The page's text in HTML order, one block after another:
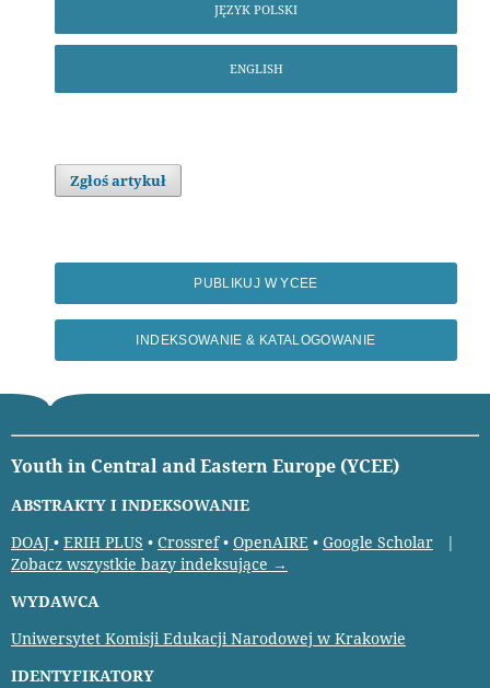
JĘZYK POLSKI
ENGLISH
Zgłoś artykuł
PUBLIKUJ W YCEE
INDEKSOWANIE & KATALOGOWANIE
Youth in Central and Eastern Europe (YCEE)
ABSTRAKTY I INDEKSOWANIE
DOAJ • ERIH PLUS • Crossref• OpenAIRE • Google Scholar |
Zobacz wszystkie bazy indeksujące →
WYDAWCA
Uniwersytet Komisji Edukacji Narodowej w Krakowie
IDENTYFIKATORY